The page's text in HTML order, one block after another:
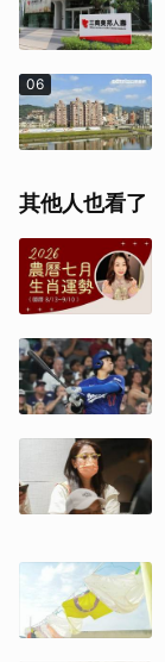
06
其他人也看了